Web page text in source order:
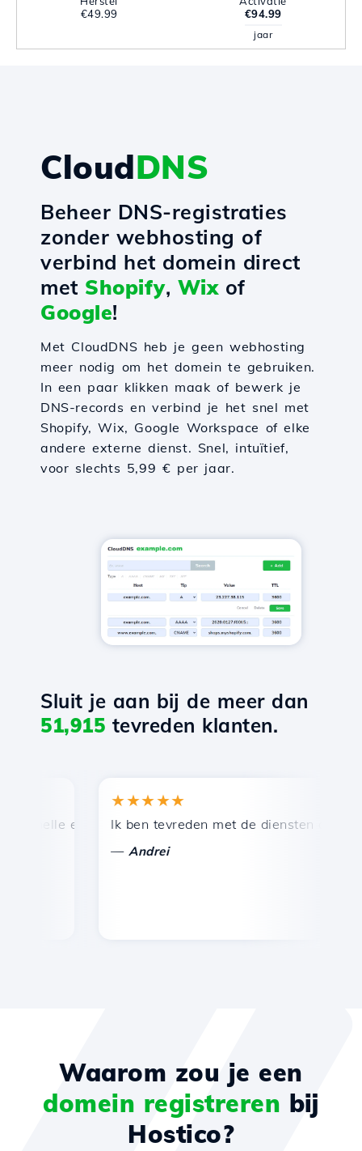
€49.99
€94.99
jaar
CloudDNS
Beheer DNS-registraties
zonder webhosting of
verbind het domein direct
met Shopify, Wixof
Google!
Met CloudDNS heb je geen webhosting
meer nodig om het domein te gebruiken.
In een paar klikken maak of bewerk je
DNS-records en verbind je het snel met
Shopify, Wix, Google Workspace of elke
andere externe dienst. Snel, intuïtief,
voor slechts 5,99 € per jaar.
Sluit je aan bij de meer dan
51,915 tevreden klanten.
en efficiënte technische ondersteuning.
★★★★★
Ik ben tevreden met de diensten die door
Andrei
Waarom zou je een
domein registreren bij
Hostico?